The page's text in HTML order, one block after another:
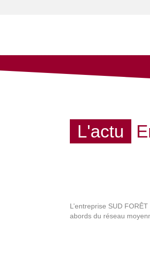
L'actu
L’entreprise SUD
abords du réseau